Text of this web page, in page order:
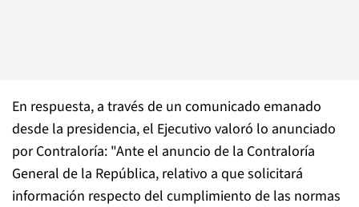
En respuesta, a través de un comunicado emanado
desde la presidencia, el Ejecutivo valoró lo anunciado
por Contraloría: "Ante el anuncio de la Contraloría
General de la República, relativo a que solicitará
información respecto del cumplimiento de las normas